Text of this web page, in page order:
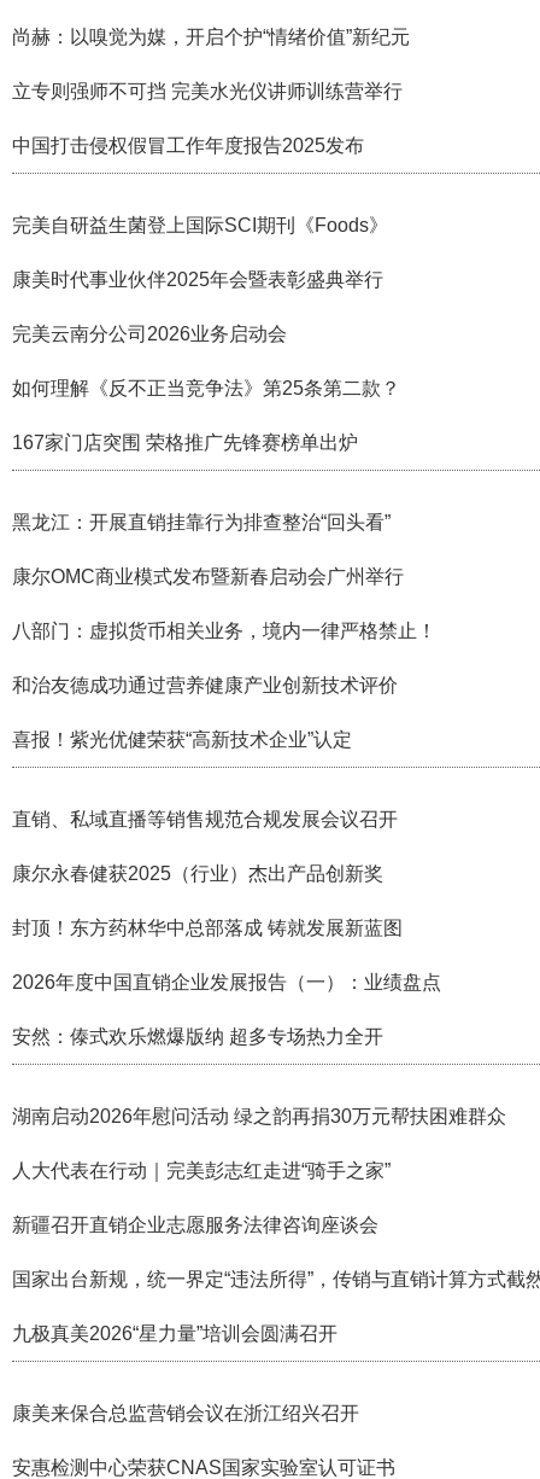
尚赫：以嗅觉为媒，开启个护“情绪价值”新纪元
立专则强师不可挡 完美水光仪讲师训练营举行
中国打击侵权假冒工作年度报告2025发布
完美自研益生菌登上国际SCI期刊《Foods》
康美时代事业伙伴2025年会暨表彰盛典举行
完美云南分公司2026业务启动会
如何理解《反不正当竞争法》第25条第二款？
167家门店突围 荣格推广先锋赛榜单出炉
黑龙江：开展直销挂靠行为排查整治“回头看”
康尔OMC商业模式发布暨新春启动会广州举行
八部门：虚拟货币相关业务，境内一律严格禁止！
和治友德成功通过营养健康产业创新技术评价
喜报！紫光优健荣获“高新技术企业”认定
直销、私域直播等销售规范合规发展会议召开
康尔永春健获2025（行业）杰出产品创新奖
封顶！东方药林华中总部落成 铸就发展新蓝图
2026年度中国直销企业发展报告（一）：业绩盘点
安然：傣式欢乐燃爆版纳 超多专场热力全开
湖南启动2026年慰问活动 绿之韵再捐30万元帮扶困难群众
人大代表在行动｜完美彭志红走进“骑手之家”
新疆召开直销企业志愿服务法律咨询座谈会
国家出台新规，统一界定“违法所得”，传销与直销计算方式截
九极真美2026“星力量”培训会圆满召开
康美来保合总监营销会议在浙江绍兴召开
安惠检测中心荣获CNAS国家实验室认可证书